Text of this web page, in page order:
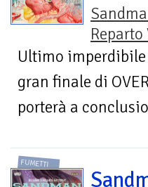
Ultimo
gran finale di
porterà a
FUMETTI